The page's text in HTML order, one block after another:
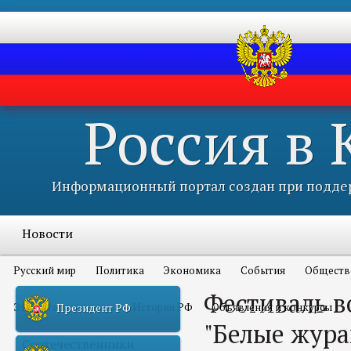
Россия в
Информационный портал создан при
Новости
Русский мир Политика Экономика События
Это интересно всем История РФ Объявления и конкурсы
Соотечественники
Президент РФ
Фестиваль
"Белые